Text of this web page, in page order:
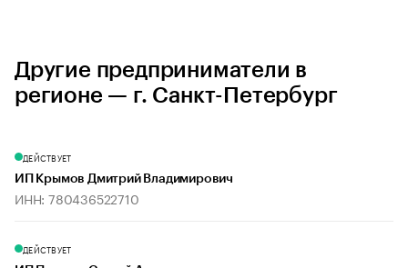
Другие предприниматели в
регионе — г. Санкт-Петербург
ДЕЙСТВУЕТ
ИП Крымов Дмитрий Владимирович
ИНН: 780436522710
ДЕЙСТВУЕТ